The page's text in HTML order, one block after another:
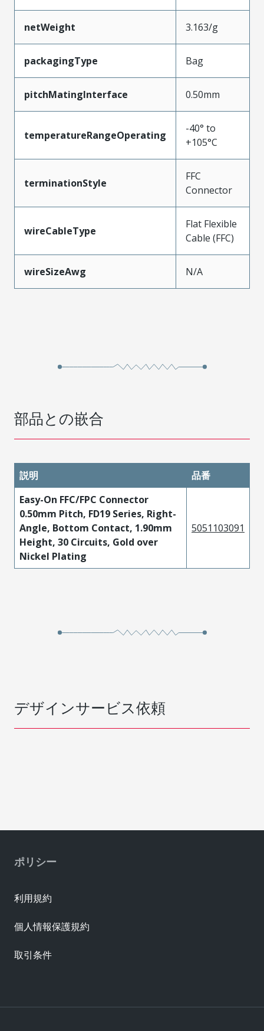
netWeight 3.163/g
packagingType Bag
pitchMatingInterface 0.50mm
temperatureRangeOperating
-40° to
+105°C
terminationStyle
FFC
Connector
wireCableType
Flat Flexible
Cable (FFC)
wireSizeAwg N/A
部品との嵌合
説明
品番
Easy-On FFC/FPC Connector
0.50mm Pitch, FD19 Series, Right-
Angle, Bottom Contact, 1.90mm
Height, 30 Circuits, Gold over
Nickel Plating
5051103091
デザインサービス依頼
ポリシー
利用規約
個人情報保護規約
取引条件